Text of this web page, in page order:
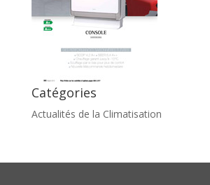
Catégories
Actualités de la Climatisation